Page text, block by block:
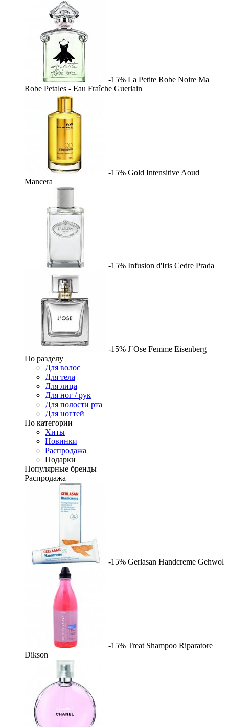
-15% La Petite Robe Noire Ma
Robe Petales - Eau Fraîche Guerlain
-15% Gold Intensitive Aoud
Mancera
-15% Infusion d'Iris Cedre Prada
-15% J`Ose Femme Eisenberg
По разделу
Для волос
Для тела
Для лица
Для ног / рук
Для полости рта
Для ногтей
По категории
Хиты
Новинки
Распродажа
Подарки
Популярные бренды
Распродажа
-15% Gerlasan Handcreme Gehwol
-15% Treat Shampoo Riparatore
Dikson